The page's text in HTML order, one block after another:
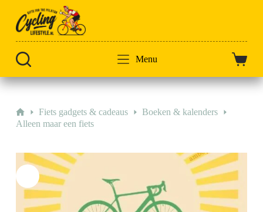
artikel
Menu
HomeFiets gadgets & cadeaus
Boeken & kalenders
Alleen maar een fiets